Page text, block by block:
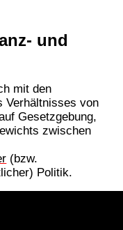
und
mit den
Verhältnisses von
Gesetzgebung,
zwischen
(bzw.
Politik.